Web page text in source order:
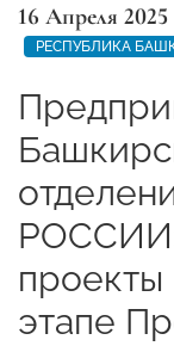
16 Апреля 2025
РЕСПУБЛИКА
этапе